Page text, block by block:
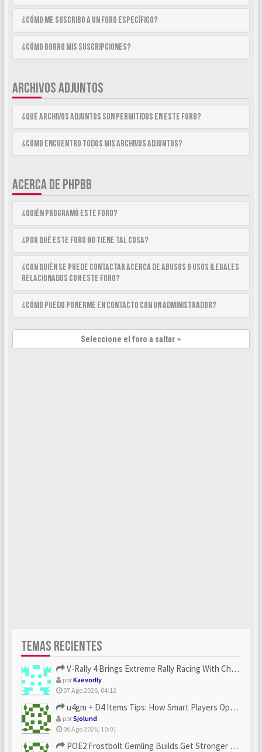
¿Cómo me suscribo a un foro específico?
¿Cómo borro mis suscripciones?
ARCHIVOS ADJUNTOS
¿Qué archivos adjuntos son permitidos en este foro?
¿Cómo encuentro todos mis archivos adjuntos?
ACERCA DE PHPBB
¿Quién programó este foro?
¿Por qué este foro no tiene tal cosa?
¿Con quién se puede contactar acerca de abusos o usos ilegales
relacionados con este foro?
¿Cómo puedo ponerme en contacto con un Administrador?
Seleccione el foro a saltar
TEMAS RECIENTES
V-Rally 4 Brings Extreme Rally Racing With Challenging Track...
porKaevorlly
07 Ago 2026, 04:12
u4gm + D4 Items Tips: How Smart Players Optimize Gear, Build...
porSjolund
06 Ago 2026, 10:01
POE2 Frostbolt Gemling Builds Get Stronger With u4gm’s Ice C...